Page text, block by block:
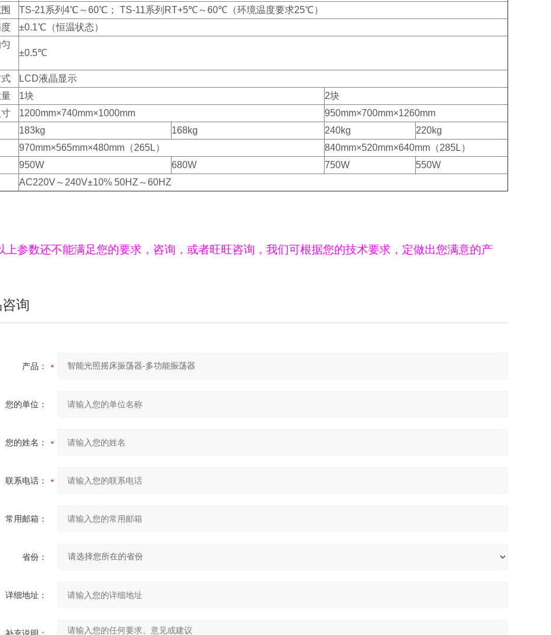
TS-21系列4℃～60℃； TS-11系列RT+5℃～60℃（环境温度要求25℃）
±0.1℃（恒温状态）
±0.5℃
LCD液晶显示
1块
2块
1200mm×740mm×1000mm
950mm×700mm×1260mm
183kg 168kg 240kg
220kg
970mm×565mm×480mm（265L）
840mm×520mm×640mm（285L）
950W 680W 750W
550W
AC220V～240V±10% 50HZ～60HZ
上参数还不能满足您的要求，咨询，或者旺旺咨询，我们可根据您的技术要求，定做出您满意的产
询
产品：
您的单位：
您的姓名：
联系电话：
常用邮箱：
省份：
详细地址：